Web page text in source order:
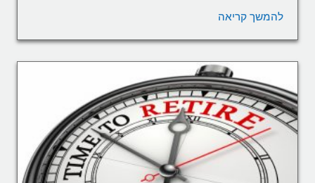
להמשך קריאה